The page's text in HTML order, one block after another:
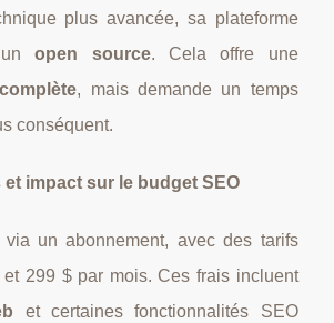
plus avancée, sa plateforme
unopen source. Cela offre une
, mais demande un temps
conséquent.
impact sur le budget SEO
via un abonnement, avec des tarifs
299 $ par mois. Ces frais incluent
et certaines fonctionnalités SEO